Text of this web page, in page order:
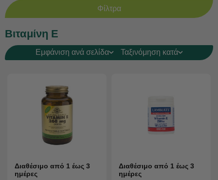
Φίλτρα
Βιταμίνη Ε
Εμφάνιση ανά σελίδα Ταξινόμηση κατά
Διαθέσιμο από 1 έως 3
ημέρες
Διαθέσιμο από 1 έως 3
ημέρες